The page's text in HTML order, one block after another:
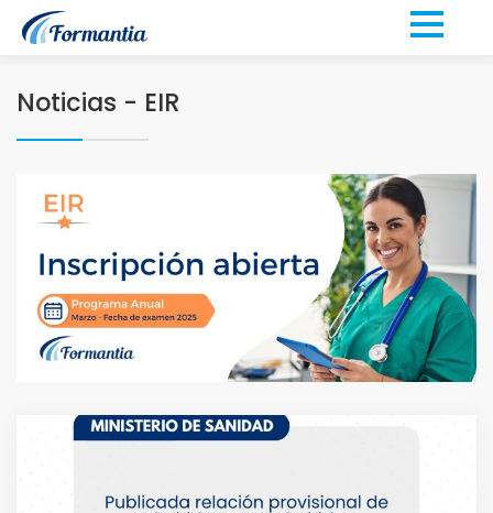
Noticias - EIR